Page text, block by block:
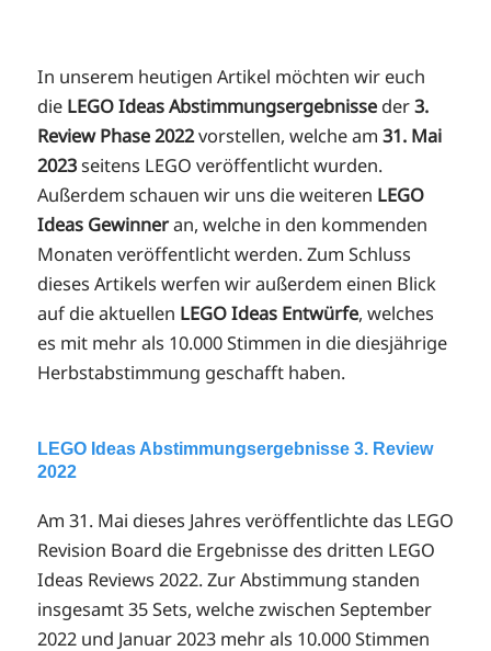
In unserem heutigen Artikel möchten wir euch
die LEGO Ideas Abstimmungsergebnisseder3.
Review Phase 2022vorstellen, welche am 31. Mai
2023seitens LEGO veröffentlicht wurden.
Außerdem schauen wir uns die weiteren LEGO
Ideas Gewinneran, welche in den kommenden
Monaten veröffentlicht werden. Zum Schluss
dieses Artikels werfen wir außerdem einen Blick
auf die aktuellen LEGO Ideas Entwürfe, welches
es mit mehr als 10.000 Stimmen in die diesjährige
Herbstabstimmung geschafft haben.
LEGO Ideas Abstimmungsergebnisse 3. Review
2022
Am 31. Mai dieses Jahres veröffentlichte das LEGO
Revision Board die Ergebnisse des dritten LEGO
Ideas Reviews 2022. Zur Abstimmung standen
insgesamt 35 Sets, welche zwischen September
2022 und Januar 2023 mehr als 10.000 Stimmen